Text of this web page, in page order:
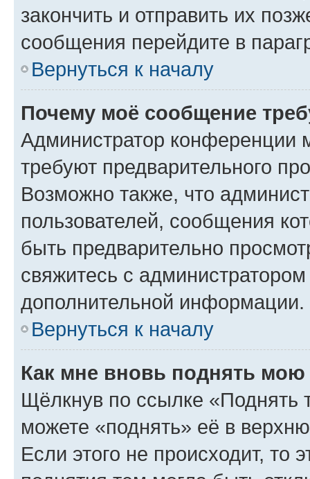
закончить и отправить их
сообщения перейдите в
Вернуться к началу
Почему моё сообщение
Администратор конференции
требуют предварительного
Возможно также, что
пользователей, сообщения
быть предварительно
свяжитесь с
дополнительной информации.
Вернуться к началу
Как мне вновь поднять мою
Щёлкнув по ссылке «Поднять
можете «поднять» её в
Если этого не происходит, то